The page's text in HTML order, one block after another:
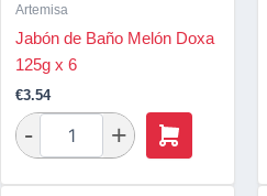
Artemisa
Jabón de Baño Melón Doxa
125g x 6
€3.54